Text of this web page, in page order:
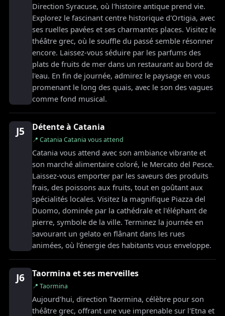
Direction Syracuse, où l'histoire antique prend vie.
Explorez le fascinant centre historique d'Ortigia, avec
ses ruelles pavées et ses charmantes places. Visitez le
théâtre grec, où le souffle du passé semble résonner
encore. Laissez-vous séduire par les parfums des
plats de fruits de mer dans un restaurant au bord de
l'eau. En fin de journée, admirez le paysage en vous
promenant le long des quais, avec le son des vagues
comme fond musical.
J5 Détente à Catania
📍 Catania Catania vous attend
Catania vous attend avec son ambiance vibrante et
son marché alimentaire coloré, le Mercato del Pesce.
Laissez-vous emporter par les saveurs des produits
frais, des poissons aux fruits, tout en goûtant aux
spécialités locales. Visitez la magnifique Piazza del
Duomo, dominée par la cathédrale et l'éléphant de
pierre, symbole de la ville. Terminez la journée en
savourant un gelato en flânant dans les rues
animées, où l’énergie des habitants vous enveloppe.
J6 Taormina et ses merveilles
📍 Taormina
Aujourd'hui, direction Taormina, célèbre pour son
théâtre grec, offrant une vue imprenable sur l'Etna et